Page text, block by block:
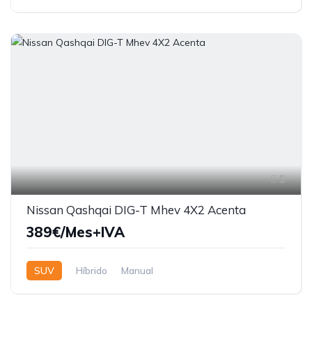
5
Nissan Qashqai DIG-T Mhev 4X2 Acenta
389€/Mes+IVA
SUV Híbrido Manual